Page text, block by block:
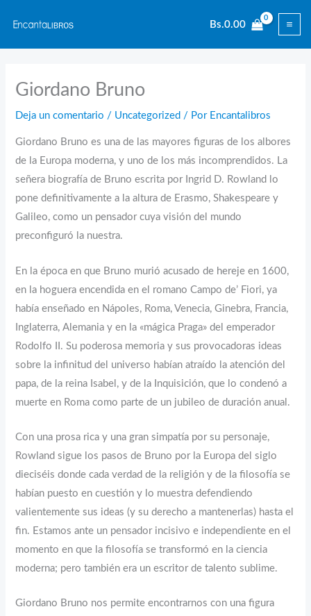
contenido
Bs.0.00
Giordano Bruno
Deja un comentario / Uncategorized / Por Encantalibros
Giordano Bruno es una de las mayores figuras de los albores
de la Europa moderna, y uno de los más incomprendidos. La
señera biografía de Bruno escrita por Ingrid D. Rowland lo
pone definitivamente a la altura de Erasmo, Shakespeare y
Galileo, como un pensador cuya visión del mundo
preconfiguró la nuestra.
En la época en que Bruno murió acusado de hereje en 1600,
en la hoguera encendida en el romano Campo de’ Fiori, ya
había enseñado en Nápoles, Roma, Venecia, Ginebra, Francia,
Inglaterra, Alemania y en la «mágica Praga» del emperador
Rodolfo II. Su poderosa memoria y sus provocadoras ideas
sobre la infinitud del universo habían atraído la atención del
papa, de la reina Isabel, y de la Inquisición, que lo condenó a
muerte en Roma como parte de un jubileo de duración anual.
Con una prosa rica y una gran simpatía por su personaje,
Rowland sigue los pasos de Bruno por la Europa del siglo
dieciséis donde cada verdad de la religión y de la filosofía se
habían puesto en cuestión y lo muestra defendiendo
valientemente sus ideas (y su derecho a mantenerlas) hasta el
fin. Estamos ante un pensador incisivo e independiente en el
momento en que la filosofía se transformó en la ciencia
moderna; pero también era un escritor de talento sublime.
Giordano Bruno nos permite encontrarnos con una figura